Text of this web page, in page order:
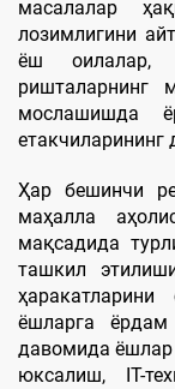
масалалар
лозимлигини
ёш оилалар,
ришталарнинг
мослашишда
Ҳар бешинчи
маҳалла
мақсадида
ташкил
ёшларга
давомида ёшлар
юксалиш, IТ-